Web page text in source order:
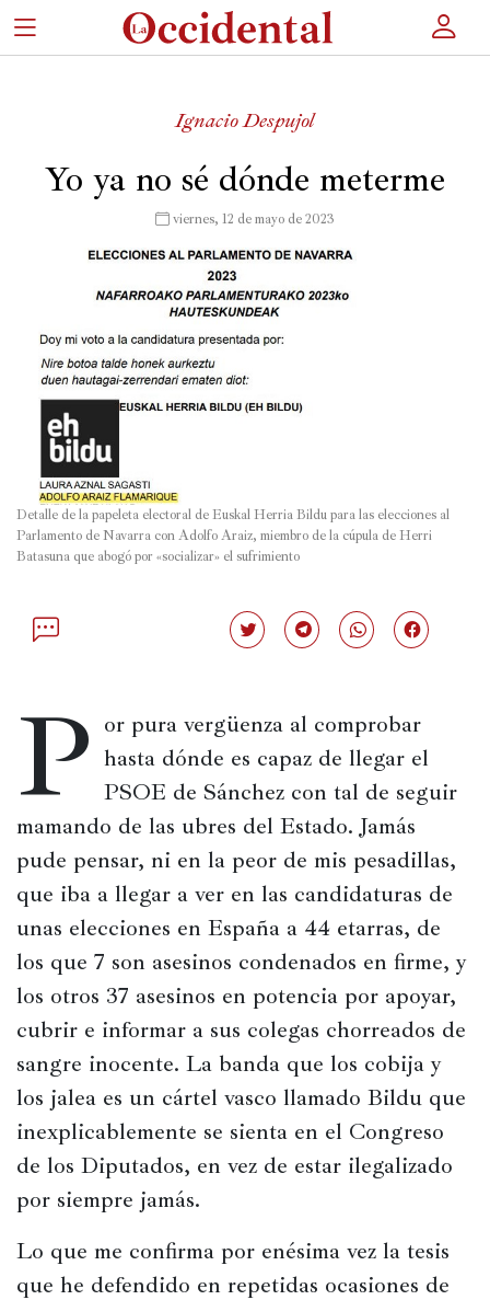
×
Portada
Cultura
Entretenimiento
Autores
Revista
Actualidad
Política
España
Iberoamérica
Resto
Crítica
cultural
Libros
Películas
Ópera,
conciertos
y
danza
podcasts,
Internet
Ignacio Despujol
Yo ya no sé dónde meterme
viernes, 12 de mayo de 2023
Detalle de la papeleta electoral de Euskal Herria Bildu para las elecciones al
Parlamento de Navarra con Adolfo Araiz, miembro de la cúpula de Herri
Batasuna que abogó por «socializar» el sufrimiento
Haz
Twitter
(Se
en
ventana
nueva)
Haz
Telegram
(Se
en
ventana
nueva)
Haz
WhatsApp
(Se
abre
en
ventana
nueva)
Haz
Facebook
(Se
abre
en
ventana
nueva)
P or pura vergüenza al comprobar
hasta dónde es capaz de llegar el
PSOE de Sánchez con tal de seguir
mamando de las ubres del Estado. Jamás
pude pensar, ni en la peor de mis pesadillas,
que iba a llegar a ver en las candidaturas de
unas elecciones en España a 44 etarras, de
los que 7 son asesinos condenados en firme, y
los otros 37 asesinos en potencia por apoyar,
cubrir e informar a sus colegas chorreados de
sangre inocente. La banda que los cobija y
los jalea es un cártel vasco llamado Bildu que
inexplicablemente se sienta en el Congreso
de los Diputados, en vez de estar ilegalizado
por siempre jamás.
Lo que me confirma por enésima vez la tesis
que he defendido en repetidas ocasiones de